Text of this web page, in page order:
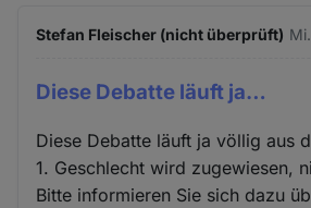
Stefan Fleischer (nicht überprüft)
Diese Debatte läuft ja…
Diese Debatte läuft ja völlig aus
1. Geschlecht wird zugewiesen,
Bitte informieren Sie sich dazu